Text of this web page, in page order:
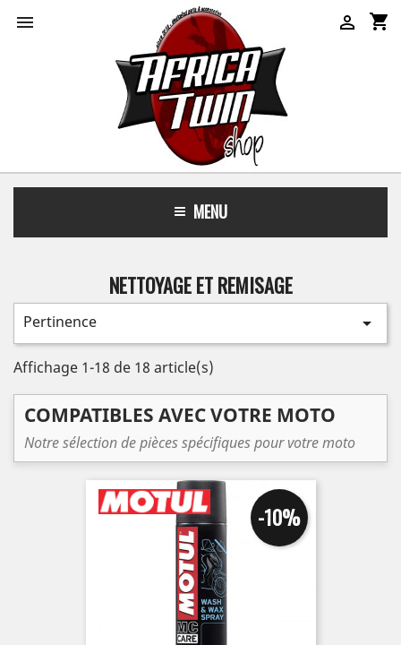
 shopping_cart

MENU
NETTOYAGE ET REMISAGE
Pertinence 
Affichage 1-18 de 18 article(s)
COMPATIBLES AVEC VOTRE MOTO
Notre sélection de pièces spécifiques pour votre moto
-10%